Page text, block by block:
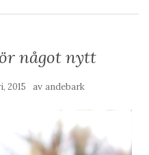
något nytt
2015 av andebark